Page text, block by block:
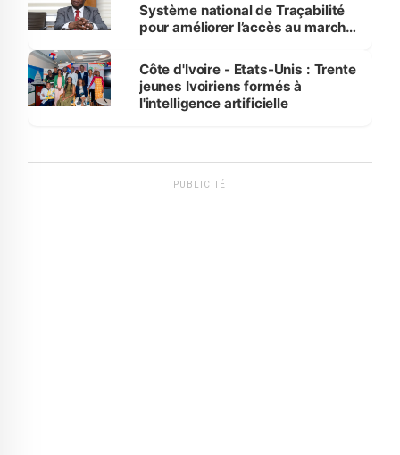
Système national de Traçabilité
pour améliorer l’accès au marché
Côte d'Ivoire - Etats-Unis : Trente
jeunes Ivoiriens formés à
l'intelligence artificielle
PUBLICITÉ